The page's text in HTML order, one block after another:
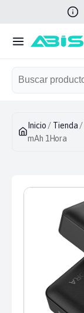
Inicio / Tienda /
mAh 1Hora